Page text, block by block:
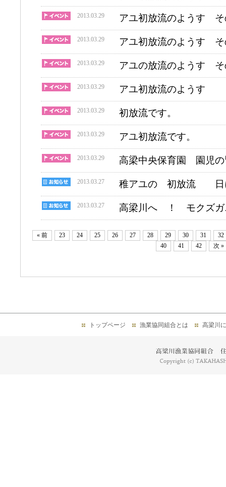
2013.03.29 アユ初放流のようす そ
2013.03.29 アユ初放流のようす そ
2013.03.29 アユの放流のようす そ
2013.03.29 アユ初放流のようす
2013.03.29 初放流です。
2013.03.29 アユ初放流です。
2013.03.29 高梁中央保育園 園児の
2013.03.27 稚アユの 初放流 日
2013.03.27 高梁川へ ！ モクズガ
« 前 23 24 25 26 27 28 29 30 31
32
40
41 42 次 »
トップページ 漁業協同組合とは 高梁川